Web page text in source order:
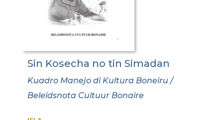
Sin Kosecha no tin Simadan
Kuadro Manejo di Kultura Boneiru /
Beleidsnota Cultuur Bonaire